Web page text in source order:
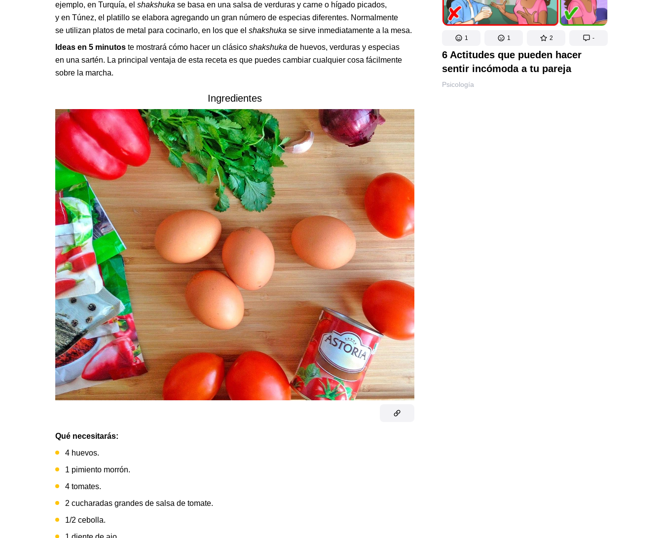
1 1 2 -
6 Actitudes que pueden hacer
sentir incómoda a tu pareja
Psicología
ejemplo, en Turquía, el shakshuka se basa en una salsa de verduras y carne o hígado picados,
y en Túnez, el platillo se elabora agregando un gran número de especias diferentes. Normalmente
se utilizan platos de metal para cocinarlo, en los que el shakshuka se sirve inmediatamente a la mesa.
Ideas en 5 minutos te mostrará cómo hacer un clásico shakshuka de huevos, verduras y especias
en una sartén. La principal ventaja de esta receta es que puedes cambiar cualquier cosa fácilmente
sobre la marcha.
Ingredientes
Qué necesitarás:
4 huevos.
1 pimiento morrón.
4 tomates.
2 cucharadas grandes de salsa de tomate.
1/2 cebolla.